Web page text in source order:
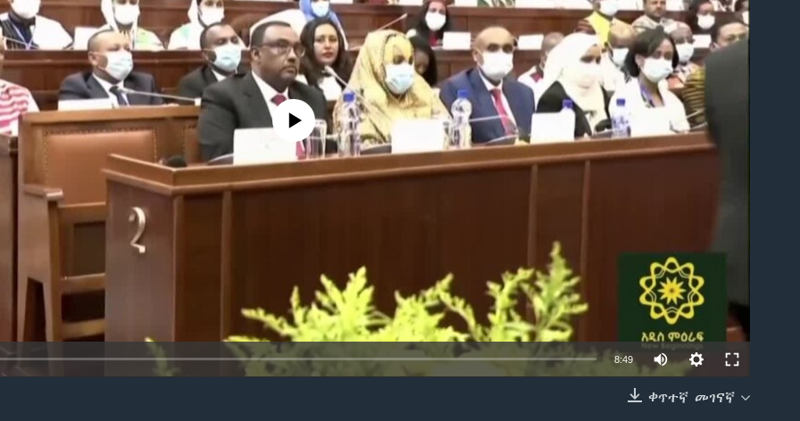
EMBED
No media source currently available
8:49
ቀጥተኛ መገናኛ